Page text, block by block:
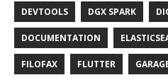
DEVTOOLS DGX SPARK
DOCUMENTATION
FILOFAX FLUTTER